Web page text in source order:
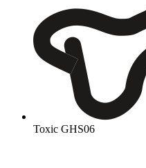
Toxic GHS06